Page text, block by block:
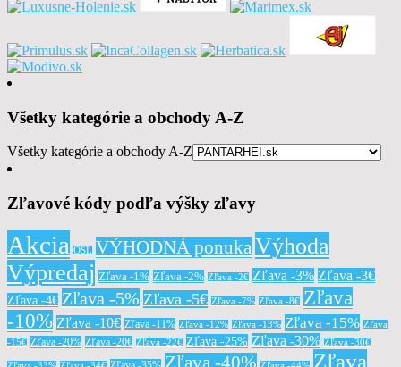
Všetky kategórie a obchody A-Z
Všetky kategórie a obchody A-Z
Zľavové kódy podľa výšky zľavy
Akcia OSL VÝHODNÁ ponukaVýhoda
Výpredaj Zľava -1% Zľava -2% Zľava -2€ Zľava -3% Zľava -3€
Zľava -4€ Zľava -5% Zľava -5€ Zľava -7% Zľava -8€ Zľava
-10% Zľava -10€ Zľava -11% Zľava -12% Zľava -13% Zľava -15% Zľava
-15€ Zľava -20% Zľava -20€ Zľava -22€ Zľava -25% Zľava -30% Zľava -30€
Zľava -40%
Zľava